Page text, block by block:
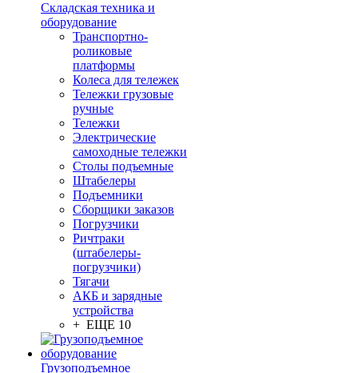
Складская техника и
оборудование
Транспортно-
роликовые
платформы
Колеса для тележек
Тележки грузовые
ручные
Тележки
Электрические
самоходные тележки
Столы подъемные
Штабелеры
Подъемники
Сборщики заказов
Погрузчики
Ричтраки
(штабелеры-
погрузчики)
Тягачи
АКБ и зарядные
устройства
+ ЕЩЕ 10
Грузоподъемное